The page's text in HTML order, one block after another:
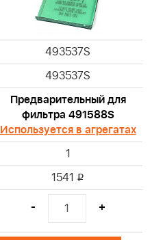
493537S
493537S
Предварительный для
фильтра 491588S
Используется в агрегатах
1
1541 i
- +